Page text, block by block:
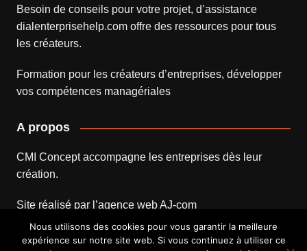
Besoin de conseils pour votre projet, d’assistance
dialenterprisehelp.comoffre des ressources pour tous
les créateurs.
Formation pour les créateurs d’entreprises, développer
vos compétences managériales
A propos
CMI Concept accompagne les entreprises dès leur
création.
Site réalisé par l’agence webAJ-com
Nous utilisons des cookies pour vous garantir la meilleure
expérience sur notre site web. Si vous continuez à utiliser ce